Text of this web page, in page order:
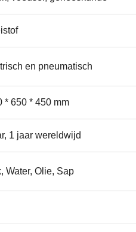
en pneumatisch
* 650 * 450 mm
1 jaar wereldwijd
Water, Olie, Sap